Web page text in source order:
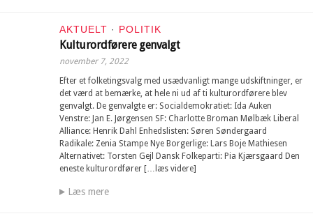
AKTUELT · POLITIK
Kulturordførere genvalgt
november 7, 2022
Efter et folketingsvalg med usædvanligt mange udskiftninger, er
det værd at bemærke, at hele ni ud af ti kulturordførere blev
genvalgt. De genvalgte er: Socialdemokratiet: Ida Auken
Venstre: Jan E. Jørgensen SF: Charlotte Broman Mølbæk Liberal
Alliance: Henrik Dahl Enhedslisten: Søren Søndergaard
Radikale: Zenia Stampe Nye Borgerlige: Lars Boje Mathiesen
Alternativet: Torsten Gejl Dansk Folkeparti: Pia Kjærsgaard Den
eneste kulturordfører […læs videre]
Læs mere